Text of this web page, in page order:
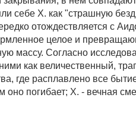
себе X. как "страшную
отождествляется с
целое и
массу. Согласно
как величественный,
где расплавлено все
оно погибает; X. - вечная